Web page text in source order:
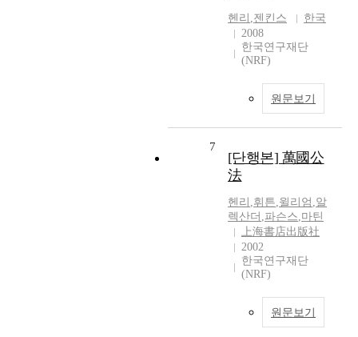
헨리 ,젠킨스
한국
2008
한국연구재단
(NRF)
원문보기
7
[단행본] 萬國公
法
헨리 ,휘튼,윌리엄 ,알
렉산더 ,파슨스,마틴
上海書店出版社
2002
한국연구재단
(NRF)
원문보기